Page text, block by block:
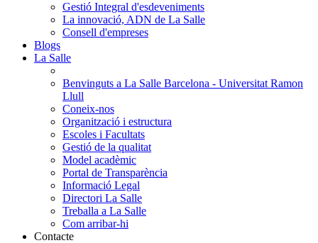
Gestió Integral d'esdeveniments
La innovació, ADN de La Salle
Consell d'empreses
Blogs
La Salle
Benvinguts a La Salle Barcelona - Universitat Ramon
Llull
Coneix-nos
Organització i estructura
Escoles i Facultats
Gestió de la qualitat
Model acadèmic
Portal de Transparència
Informació Legal
Directori La Salle
Treballa a La Salle
Com arribar-hi
Contacte